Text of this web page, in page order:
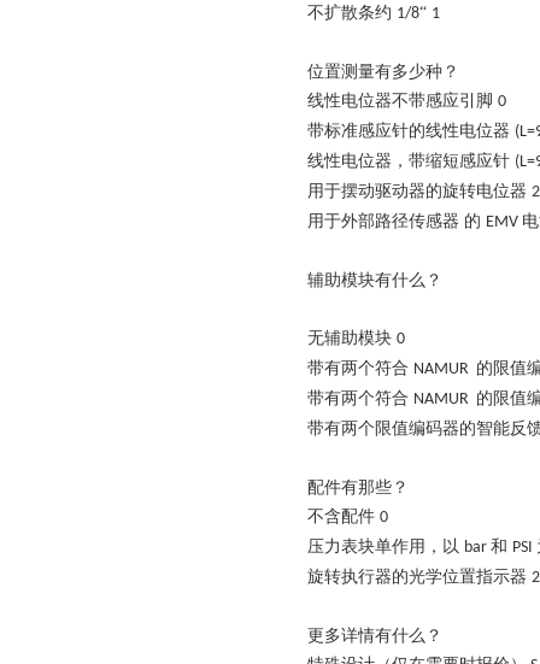
不扩散条约 1/8“ 1
位置测量有多少种？
线性电位器不带感应引脚 0
带标准感应针的线性电位器
线性电位器，带缩短感应针
用于摆动驱动器的旋转电位器 2
用于外部路径传感器 的 EMV
辅助模块有什么？
无辅助模块 0
带有两个符合 NAMUR 的限值
带有两个符合 NAMUR 的限值
带有两个限值编码器的智能反
配件有那些？
不含配件 0
压力表块单作用，以 bar 和 PSI
旋转执行器的光学位置指示器 2
更多详情有什么？